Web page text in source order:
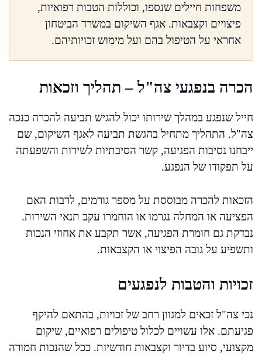
משפחות חיילים שנספו, וכוללות הטבות רפואיות,
פיצויים וקצבאות. אגף השיקום במשרד הביטחון
אחראי על הטיפול בהם ועל מימוש זכויותיהם.
הכרה בנפגעי צה"ל – תהליך וזכאות
חייל שנפגע במהלך שירותו יכול להגיש תביעה להכרה כנכה
צה"ל. התהליך מתחיל בהגשת תביעה לאגף השיקום, שם
ייבחנו נסיבות הפגיעה, קשר הסיבתיות לשירות והשפעתה
על תפקודו של הנפגע.
הזכאות להכרה מבוססת על מספר גורמים, לרבות האם
הפציעה או המחלה נגרמו או הוחמרו עקב תנאי השירות.
נבדקת גם חומרת הפגיעה, אשר תקבע את אחוזי הנכות
ותשפיע על גובה הפיצוי או הקצבאות.
זכויות והטבות לנפגעים
נכי צה"ל זכאים למגוון רחב של זכויות, בהתאם להיקף
פגיעתם. אלו עשויים לכלול טיפולים רפואיים, שיקום
מקצועי, סיוע בדיור וקצבאות חודשיות. ככל שהנכות חמורה